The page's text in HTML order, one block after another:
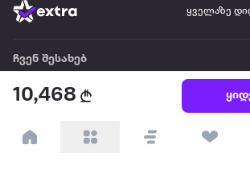
10,468
ყველაზე
ჩვენ შესახებ
წესები და პირობები
პარტნიორებისთვის